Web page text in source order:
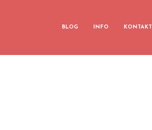
BLOG INFO KONTAKT